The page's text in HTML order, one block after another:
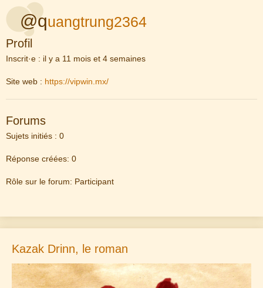
@quangtrung2364
Profil
Inscrit·e : il y a 11 mois et 4 semaines
Site web : https://vipwin.mx/
Forums
Sujets initiés : 0
Réponse créées: 0
Rôle sur le forum: Participant
Kazak Drinn, le roman